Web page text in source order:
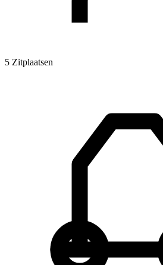
5 Zitplaatsen